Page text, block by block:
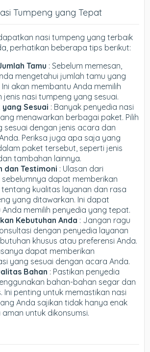
Tumpeng yang Tepat
nasi tumpeng yang terbaik
perhatikan beberapa tips berikut:
Tamu : Sebelum memesan,
mengetahui jumlah tamu yang
Ini akan membantu Anda memilih
jenis nasi tumpeng yang sesuai.
yang Sesuai : Banyak penyedia nasi
menawarkan berbagai paket. Pilih
sesuai dengan jenis acara dan
Periksa juga apa saja yang
paket tersebut, seperti jenis
tambahan lainnya.
dan Testimoni : Ulasan dari
dapat memberikan
kualitas layanan dan rasa
yang ditawarkan. Ini dapat
memilih penyedia yang tepat.
Kebutuhan Anda : Jangan ragu
dengan penyedia layanan
khusus atau preferensi Anda.
dapat memberikan
yang sesuai dengan acara Anda.
Bahan : Pastikan penyedia
bahan-bahan segar dan
Ini penting untuk memastikan nasi
Anda sajikan tidak hanya enak
untuk dikonsumsi.